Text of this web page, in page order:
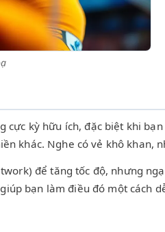
kỳ hữu ích, đặc biệt khi
khác. Nghe có vẻ khô khan,
để tăng tốc độ, nhưng
bạn làm điều đó một cách